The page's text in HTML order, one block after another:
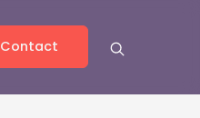
Contact